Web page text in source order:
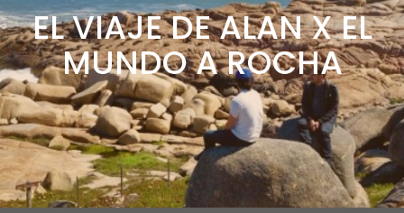
EL VIAJE DE ALAN X EL
MUNDO A ROCHA